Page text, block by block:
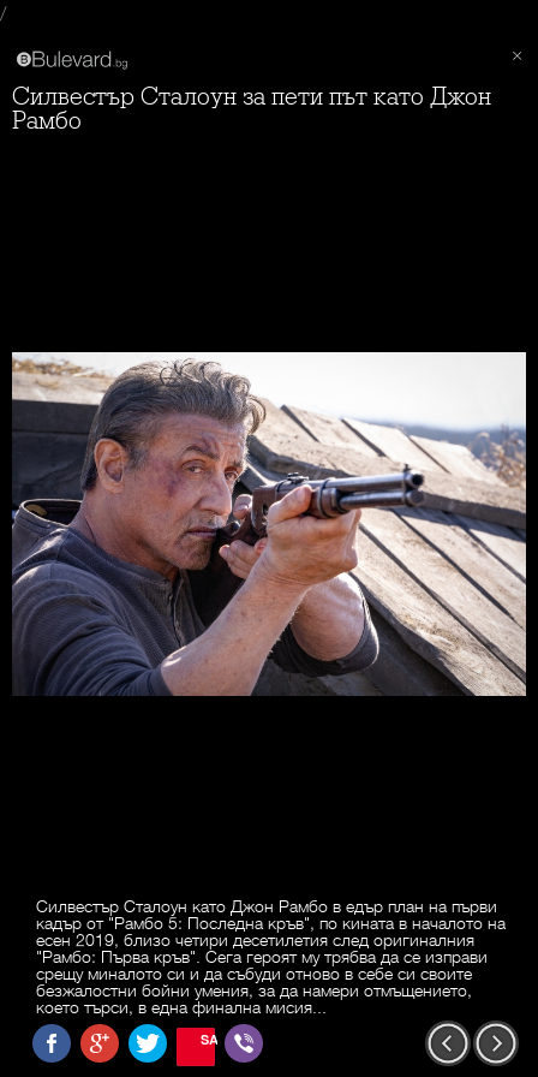
/
Силвестър Сталоун за пети път като Джон
Рамбо
Силвестър Сталоун като Джон Рамбо в едър план на първи
кадър от "Рамбо 5: Последна кръв", по кината в началото на
есен 2019, близо четири десетилетия след оригиналния
"Рамбо: Първа кръв". Сега героят му трябва да се изправи
срещу миналото си и да събуди отново в себе си своите
безжалостни бойни умения, за да намери отмъщението,
което търси, в една финална мисия...
SAVE